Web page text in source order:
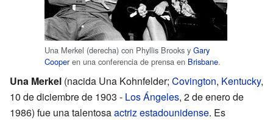
Una Merkel (derecha) con Phyllis Brooks y Gary
Cooperen una conferencia de prensa en Brisbane.
Una Merkel (nacida Una Kohnfelder; Covington, Kentucky,
10 de diciembre de 1903 - Los Ángeles, 2 de enero de
1986) fue una talentosaactrizestadounidense. Es